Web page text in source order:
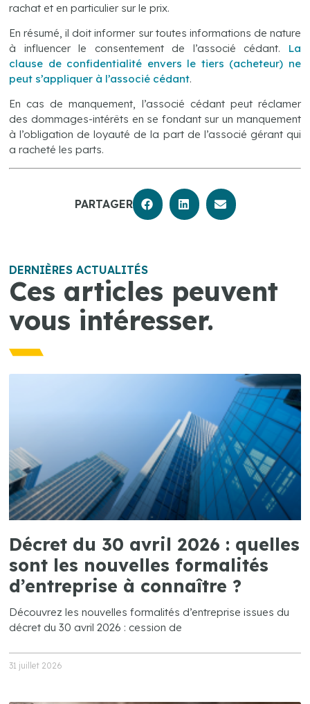
rachat et en particulier sur le prix.
En résumé, il doit informer sur toutes informations de nature
à influencer le consentement de l’associé cédant. La
clause de confidentialité envers le tiers (acheteur) ne
peut s’appliquer à l’associé cédant.
En cas de manquement, l’associé cédant peut réclamer
des dommages-intérêts en se fondant sur un manquement
à l’obligation de loyauté de la part de l’associé gérant qui
a racheté les parts.
PARTAGER
DERNIÈRES ACTUALITÉS
Ces articles peuvent
vous intéresser.
Décret du 30 avril 2026 : quelles
sont les nouvelles formalités
d’entreprise à connaître ?
Découvrez les nouvelles formalités d’entreprise issues du
décret du 30 avril 2026 : cession de
31 juillet 2026